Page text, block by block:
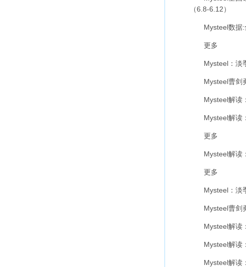
（6.8-6.12）
Mysteel数据:全
更多
Mysteel：淡季
Mysteel曹剑勇
Mysteel解读：
Mysteel解读：
更多
Mysteel解读：
更多
Mysteel：淡季
Mysteel曹剑勇
Mysteel解读：
Mysteel解读：
Mysteel解读：